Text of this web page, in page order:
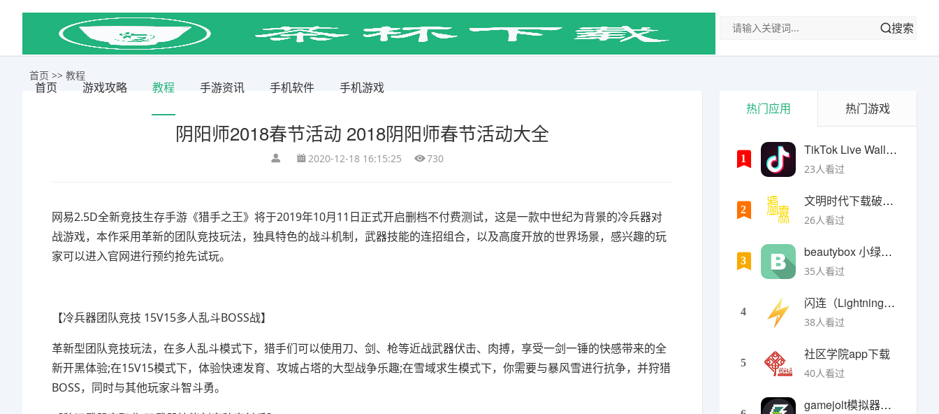
首页 游戏攻略 教程 手游资讯 手机软件 手机游戏
搜索
首页 >> 教程
阴阳师2018春节活动 2018阴阳师春节活动大全
2020-12-18 16:15:25 730
网易2.5D全新竞技生存手游《猎手之王》将于2019年10月11日正式开启删档不付费测试，这是一款中世纪为背景的冷兵器对
战游戏，本作采用革新的团队竞技玩法，独具特色的战斗机制，武器技能的连招组合，以及高度开放的世界场景，感兴趣的玩
家可以进入官网进行预约抢先试玩。
【冷兵器团队竞技 15V15多人乱斗BOSS战】
革新型团队竞技玩法，在多人乱斗模式下，猎手们可以使用刀、剑、枪等近战武器伏击、肉搏，享受一剑一锤的快感带来的全
新开黑体验;在15V15模式下，体验快速发育、攻城占塔的大型战争乐趣;在雪域求生模式下，你需要与暴风雪进行抗争，并狩猎
BOSS，同时与其他玩家斗智斗勇。
热门应用 热门游戏
1
TikTok Live Wallpaper
23人看过
2
文明时代下载破解版无限金币最新版
26人看过
3
beautybox 小绿盒正版最新免费下载
35人看过
4
闪连（LightningX）加速器app
38人看过
5
社区学院app下载
40人看过
gamejolt模拟器下载